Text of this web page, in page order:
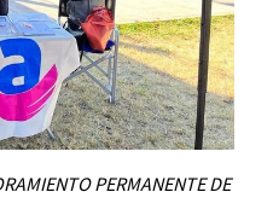
PERMANENTE DE